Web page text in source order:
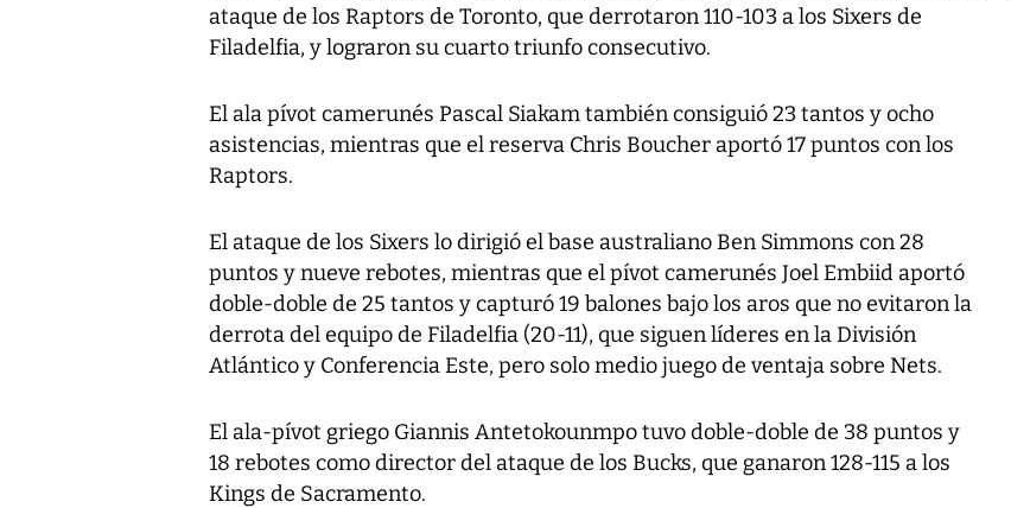
ataque de los Raptors de Toronto, que derrotaron 110-103 a los Sixers de
Filadelfia, y lograron su cuarto triunfo consecutivo.
El ala pívot camerunés Pascal Siakam también consiguió 23 tantos y ocho
asistencias, mientras que el reserva Chris Boucher aportó 17 puntos con los
Raptors.
El ataque de los Sixers lo dirigió el base australiano Ben Simmons con 28
puntos y nueve rebotes, mientras que el pívot camerunés Joel Embiid aportó
doble-doble de 25 tantos y capturó 19 balones bajo los aros que no evitaron la
derrota del equipo de Filadelfia (20-11), que siguen líderes en la División
Atlántico y Conferencia Este, pero solo medio juego de ventaja sobre Nets.
El ala-pívot griego Giannis Antetokounmpo tuvo doble-doble de 38 puntos y
18 rebotes como director del ataque de los Bucks, que ganaron 128-115 a los
Kings de Sacramento.